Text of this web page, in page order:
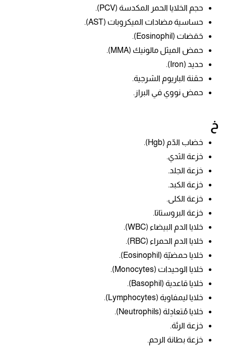
حجم الخلايا الحمر المكدسة (PCV).
حساسية مضادات الميكروبات (AST).
حَمَضات (Eosinophil).
حمض الميثل مالونيك (MMA).
حديد (Iron).
حقنة الباريوم الشرجية.
حمض نووي في البراز.
خ
خضاب الدّم (Hgb).
خزعة الثدي.
خزعة الجلد.
خزعة الكبد.
خزعة الكلى.
خزعة البروستاتا.
خلايا الدم البيضاء (WBC).
خلايا الدم الحمراء (RBC).
خلايا حمضيّة (Eosinophil).
خلايا الوحيدات (Monocytes).
خلايا قاعدية (Basophil).
خلايا ليمفاوية (Lymphocytes).
خلايا مُتعادِلة (Neutrophils).
خزعة الرئة.
خزعة بطانة الرحم.